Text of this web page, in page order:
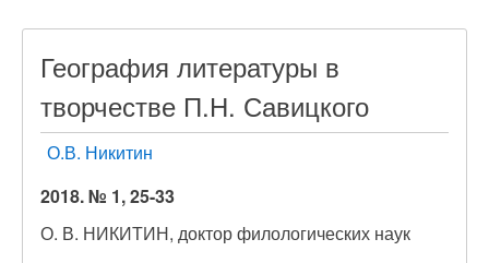
География литературы в
творчестве П.Н. Савицкого
О.В. Никитин
2018. № 1, 25-33
О. В. НИКИТИН, доктор филологических наук